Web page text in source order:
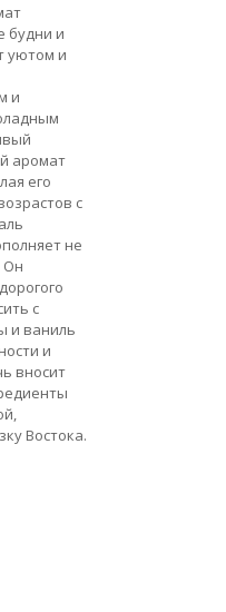
будни и
уютом и
и
аромат
его
с
не
Он
с
и ваниль
и
вносит
Востока.